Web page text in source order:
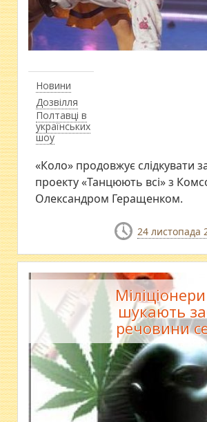
Новини
Дозвілля
Полтавці в
українських
шоу
«Коло» продовжує слідкувати
проекту «Танцюють всі» з
Олександром Геращенком.
24 листопада
шукають
речовини